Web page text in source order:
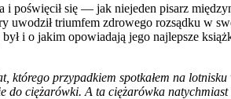
i poświęcił się — jak niejeden pisarz
uwodził triumfem zdrowego rozsądku w
i o jakim opowiadają jego najlepsze
przypadkiem spotkałem na
ciężarówki. A ta ciężarówka natychmiast